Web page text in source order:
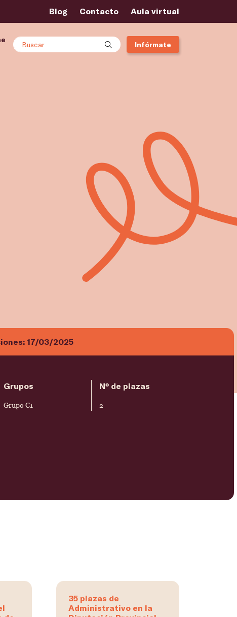
Blog Contacto Aula virtual
Buscar Infórmate
17/03/2025
Grupos
Grupo C1
Nº de plazas
2
35 plazas de
Administrativo en la